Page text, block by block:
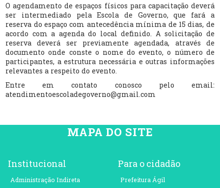
O agendamento de espaços físicos para capacitação deverá
ser intermediado pela Escola de Governo, que fará a
reserva do espaço com antecedência mínima de 15 dias, de
acordo com a agenda do local definido. A solicitação de
reserva deverá ser previamente agendada, através de
documento onde conste o nome do evento, o número de
participantes, a estrutura necessária e outras informações
relevantes a respeito do evento.
Entre em contato conosco pelo email:
atendimentoescoladegoverno@gmail.com
MAPA DO SITE
Institucional
Administração Indireta
Para o cidadão
Prefeitura Ágil